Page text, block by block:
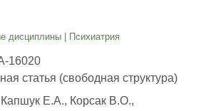
дисциплины Психиатрия
16020
статья (свободная структура)
Е.А., Корсак В.О.,